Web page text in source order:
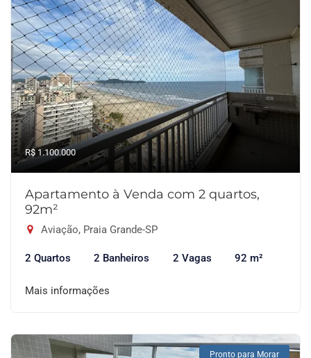
R$ 1.100.000
Apartamento à Venda com 2 quartos,
92m²
Aviação, Praia Grande-SP
2 Quartos 2 Banheiros 2 Vagas 92 m²
Mais informações
Pronto para Morar